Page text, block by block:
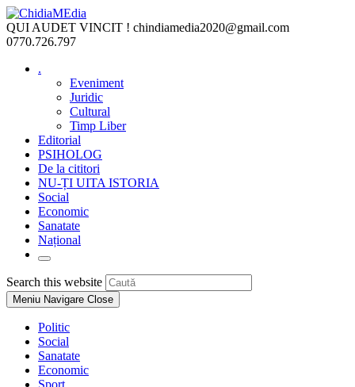
Skip
to
content
QUI AUDET VINCIT ! chindiamedia2020@gmail.com
0770.726.797
.
Eveniment
Juridic
Cultural
Timp Liber
Editorial
PSIHOLOG
De la cititori
NU-ȚI UITA ISTORIA
Social
Economic
Sanatate
Național
Toggle
website
search
Search this website
Escape
Meniu Navigare Close
Politic
Social
Sanatate
Economic
Sport